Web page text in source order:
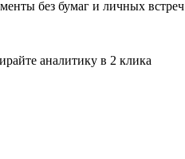
без бумаг и личных встреч
аналитику в 2 клика